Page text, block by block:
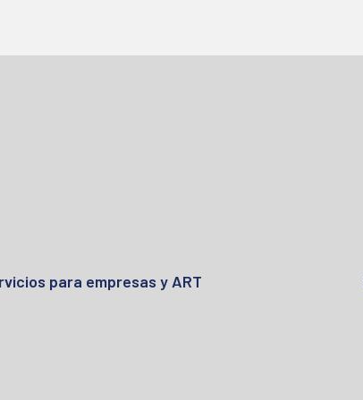
para empresas y ART